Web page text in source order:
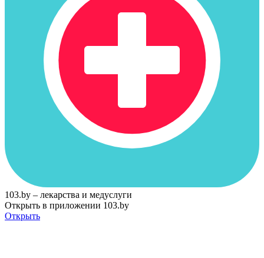
103.by – лекарства и медуслуги
Открыть в приложении 103.by
Открыть